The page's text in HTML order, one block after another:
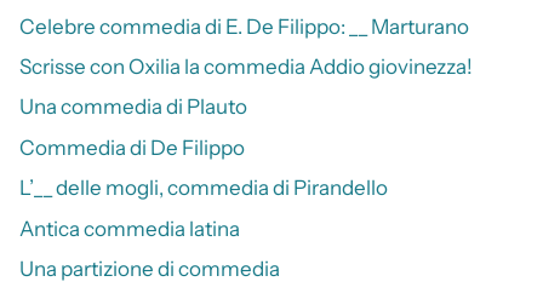
Celebre commedia di E. De Filippo: __ Marturano
Scrisse con Oxilia la commedia Addio giovinezza!
Una commedia di Plauto
Commedia di De Filippo
L’__ delle mogli, commedia di Pirandello
Antica commedia latina
Una partizione di commedia